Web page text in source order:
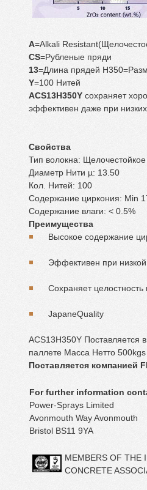
A=Alkali
CS=Рубленые пряди
13=Длина прядей
Y=100 Нитей
ACS13H350Y сохраняет
эффективен даже при
Свойства
Тип волокна: Щелочестойкое
Диаметр Нити µ: 13.50
Кол. Нитей: 100
Содержание циркония: Min
Содержание влаги: < 0.5%
Преимущества
Высокое содержание
Эффективен при низкой
Сохраняет
JapaneQuality
ACS13H350Y Поставляется
паллете Масса Нетто
Поставляется компанией
For further information
Power-Sprays Limited
Avonmouth Way Avonmouth
Bristol BS11 9YA
MEMBERS OF THE
CONCRETE